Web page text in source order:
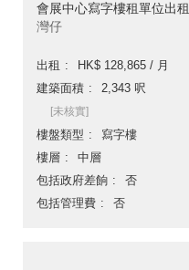
會展中心寫字樓租單位出租
灣仔
出租
HK$ 128,865 / 月
建築面積
2,343 呎
[未核實]
樓盤類型
寫字樓
樓層
中層
包括政府差餉
否
包括管理費
否